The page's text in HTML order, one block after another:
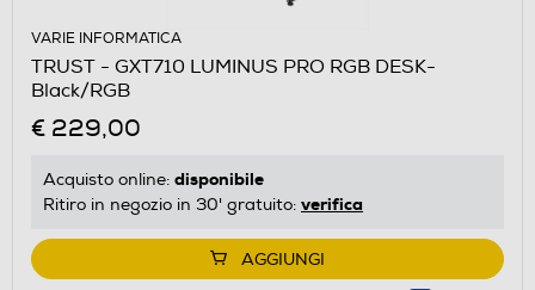
VARIE INFORMATICA
TRUST - GXT710 LUMINUS PRO RGB DESK-
Black/RGB
€ 229,00
Acquisto online: disponibile
Ritiro in negozio in 30' gratuito: verifica
AGGIUNGI